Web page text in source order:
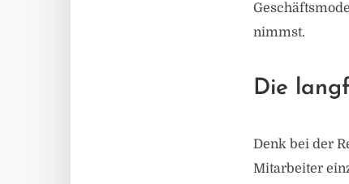
nimmst.
Die
Denk bei der
Mitarbeiter